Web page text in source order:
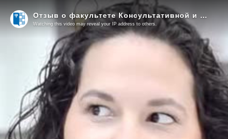
Отзыв о факультете Консультативной и клинической психологии МГППУ (3)
Watching this video may reveal your IP address to others.